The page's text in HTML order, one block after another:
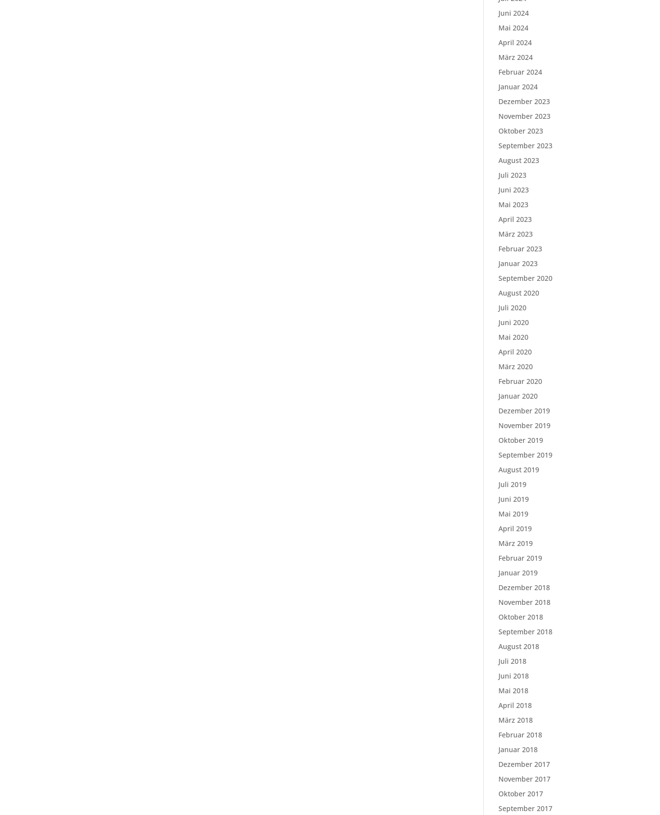
Juni 2024
Mai 2024
April 2024
März 2024
Februar 2024
Januar 2024
Dezember 2023
November 2023
Oktober 2023
September 2023
August 2023
Juli 2023
Juni 2023
Mai 2023
April 2023
März 2023
Februar 2023
Januar 2023
September 2020
August 2020
Juli 2020
Juni 2020
Mai 2020
April 2020
März 2020
Februar 2020
Januar 2020
Dezember 2019
November 2019
Oktober 2019
September 2019
August 2019
Juli 2019
Juni 2019
Mai 2019
April 2019
März 2019
Februar 2019
Januar 2019
Dezember 2018
November 2018
Oktober 2018
September 2018
August 2018
Juli 2018
Juni 2018
Mai 2018
April 2018
März 2018
Februar 2018
Januar 2018
Dezember 2017
November 2017
Oktober 2017
September 2017